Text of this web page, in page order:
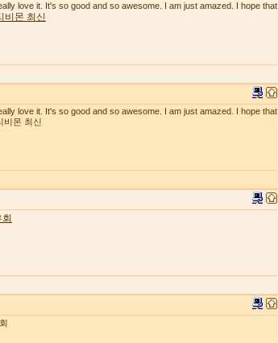
love it. It's so good and so awesome. I am just amazed. I hope that
비몬 최신
love it. It's so good and so awesome. I am just amazed. I hope that
비몬 최신